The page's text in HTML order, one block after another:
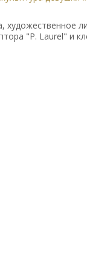
художественное
"Р. Laurel" и